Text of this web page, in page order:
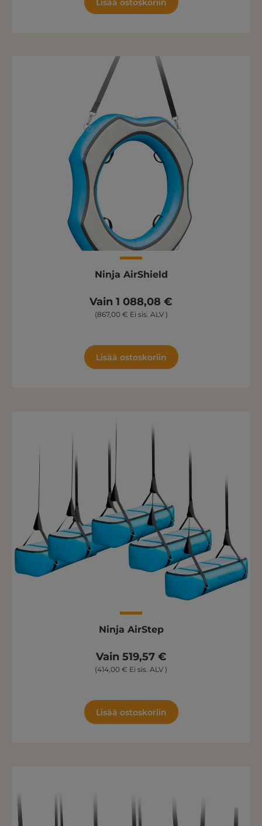
Lisää ostoskoriin
Ninja AirShield
Vain 1 088,08 €
(867,00 € Ei sis. ALV )
Lisää ostoskoriin
Ninja AirStep
Vain 519,57 €
(414,00 € Ei sis. ALV )
Lisää ostoskoriin